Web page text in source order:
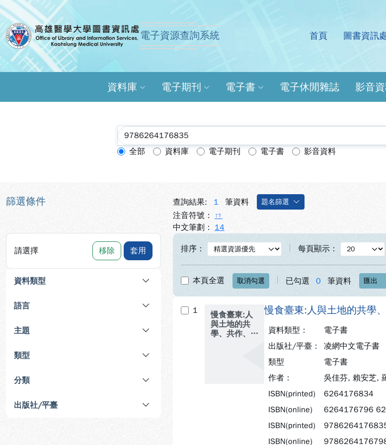
跳到主要內容
:::
高雄醫學大學圖書資訊處電子資源查詢系統
電子資源查詢系統 首頁 圖書資訊
資料庫 電子期刊 電子書 電子休閒雜誌 影音
:::
查詢模式：
全部 資料庫 電子期刊 電子書 影音資料
篩選條件
請選擇 移除 套用
資料類型
語言
主題
類型
分類
出版社/平臺
查詢結果: 1 筆資料 題名篩選
注音符號：
ㄇ
中文筆劃： 14
排序： 每頁顯示：
本頁全選 取消勾選 已勾選 0 筆資料 匯出
1
慢食臺東:人
與土地的共
學、共作、共
慢食臺東:人與土地的共學
資料類型：
電子書
出版社/平臺：
凌網中文電子書
類型
電子書
作者：
吳佳芬, 賴安芝,
ISBN(printed)
6264176834
ISBN(online)
6264176796
ISBN(printed)
ISBN(online)